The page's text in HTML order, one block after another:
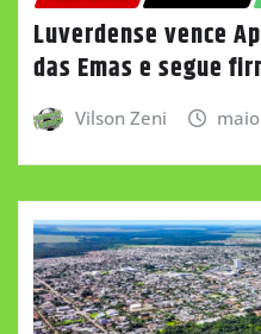
Luverdense vence
das Emas e segue
Vilson Zeni